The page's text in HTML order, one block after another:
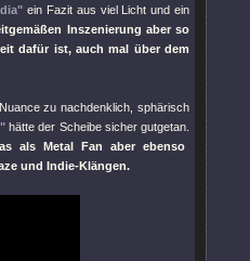
ein Fazit aus viel Licht und ein
Inszenierung aber so
dafür ist, auch mal über dem
zu nachdenklich, sphärisch
hätte der Scheibe sicher gutgetan.
als Metal Fan aber ebenso
und Indie-Klängen.